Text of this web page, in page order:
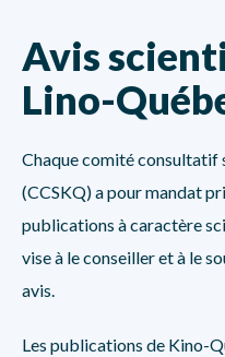
Avis
Lino-
Chaque comité
(CCSKQ) a pour mandat
publications à caractère
vise à le conseiller et à le
avis.
Les publications de Kino-